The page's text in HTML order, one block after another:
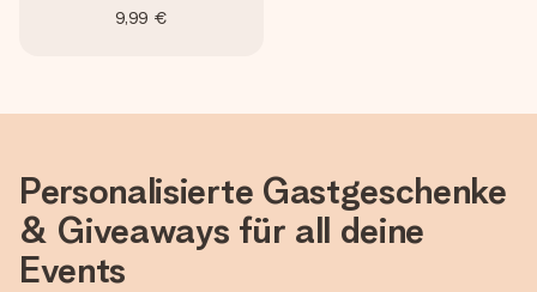
9,99 €
Personalisierte Gastgeschenke
& Giveaways für all deine
Events